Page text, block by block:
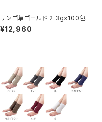
サンゴ草ゴールド 2.3g×100包
¥12,960